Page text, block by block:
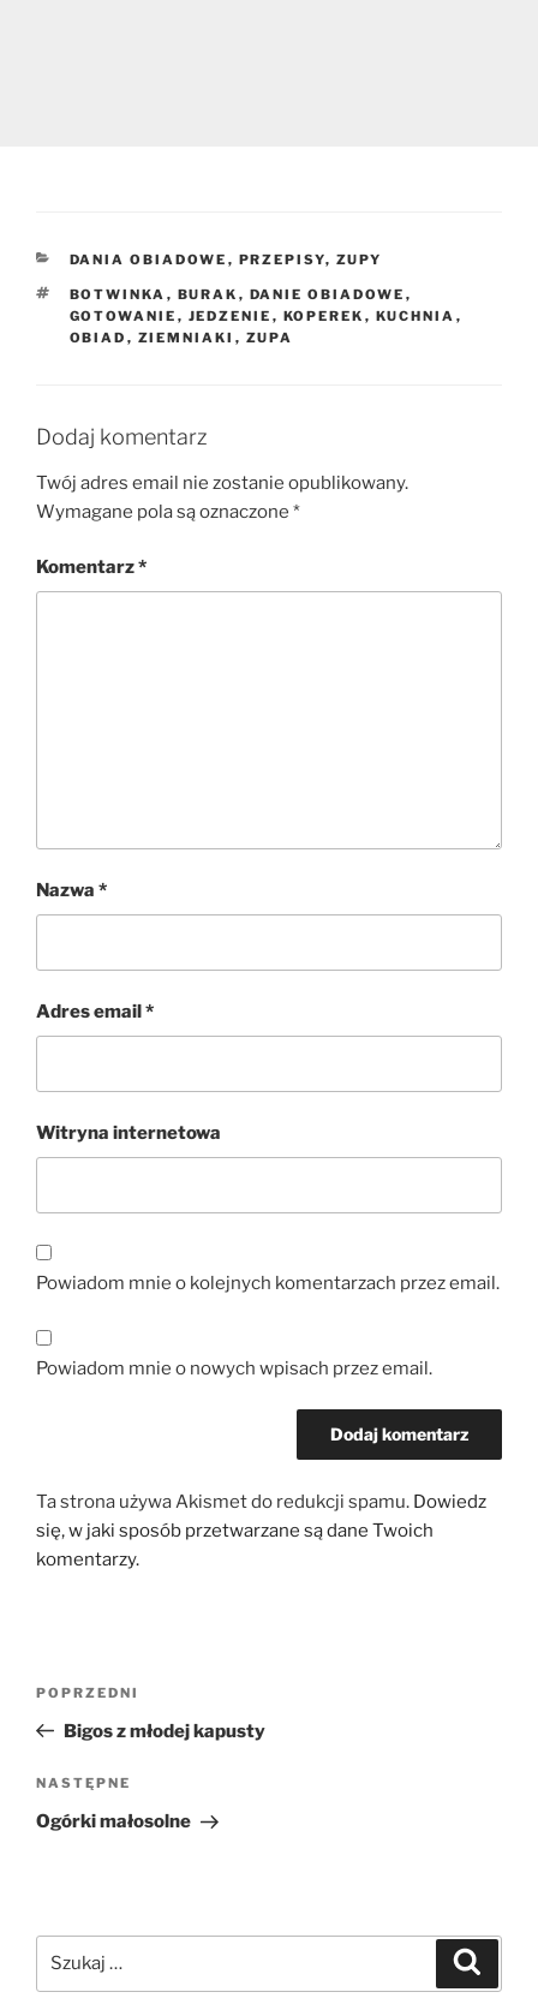
KATEGORIE
DANIA OBIADOWE , PRZEPISY, ZUPY
TAGI
BOTWINKA , BURAK , DANIE OBIADOWE ,
GOTOWANIE , JEDZENIE , KOPEREK , KUCHNIA ,
OBIAD , ZIEMNIAKI , ZUPA
Dodaj komentarz
Twój adres email nie zostanie opublikowany.
Wymagane pola są oznaczone *
Komentarz*
Nazwa *
Adres email *
Witryna internetowa
Powiadom mnie o kolejnych komentarzach przez email.
Powiadom mnie o nowych wpisach przez email.
Ta strona używa Akismet do redukcji spamu. Dowiedz
się, w jaki sposób przetwarzane są dane Twoich
komentarzy.
Nawigacja
Poprzedni
wpis
POPRZEDNI
Bigos z młodej kapusty
Następny
wpis
NASTĘPNE
Ogórki małosolne